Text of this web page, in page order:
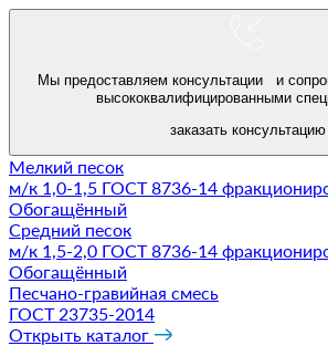
Мы предоставляем консультации и
высококвалифицированными
заказать консультацию
Мелкий песок
м/к 1,0-1,5 ГОСТ 8736-14
Обогащённый
Средний песок
м/к 1,5-2,0 ГОСТ 8736-14
Обогащённый
Песчано-гравийная смесь
ГОСТ 23735-2014
Открыть каталог